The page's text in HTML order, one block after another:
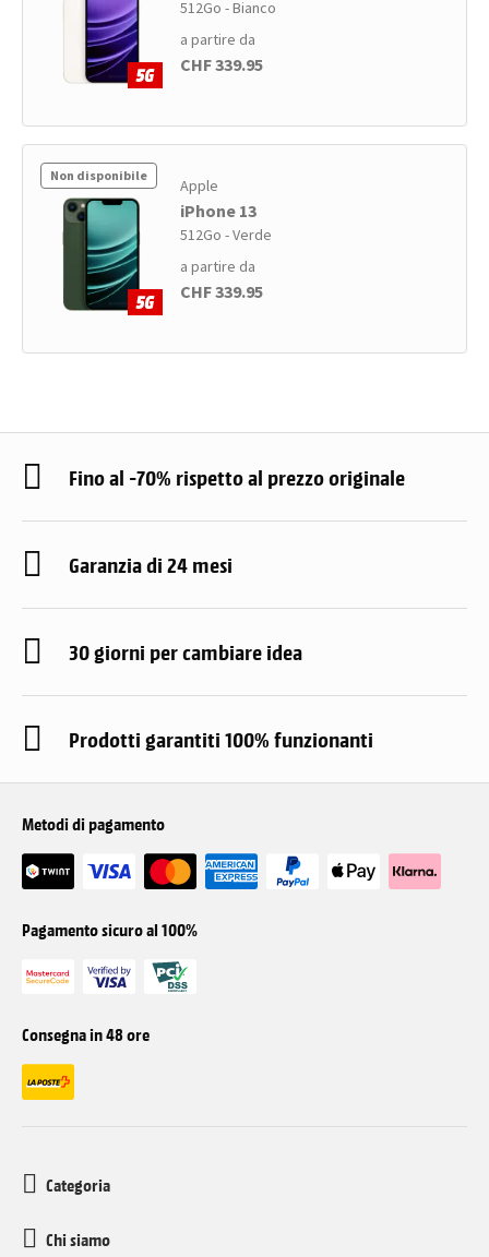
512Go - Bianco
a partire da
CHF 339.95
Non disponibile Apple
iPhone 13
512Go - Verde
a partire da
CHF 339.95
Fino al -70% rispetto al prezzo originale
Garanzia di 24 mesi
30 giorni per cambiare idea
Prodotti garantiti 100% funzionanti
Metodi di pagamento
Pagamento sicuro al 100%
Consegna in 48 ore
Categoria
Chi siamo